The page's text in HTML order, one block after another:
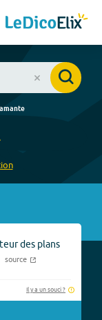
des plans
source
Il y a un souci ?